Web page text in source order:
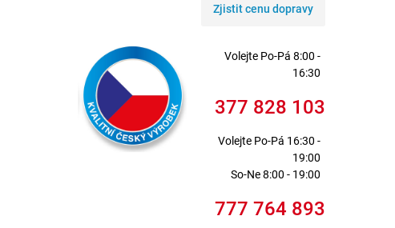
Zjistit cenu dopravy
Volejte Po-Pá 8:00 -
16:30
377 828 103
Volejte Po-Pá 16:30 -
19:00
So-Ne 8:00 - 19:00
777 764 893